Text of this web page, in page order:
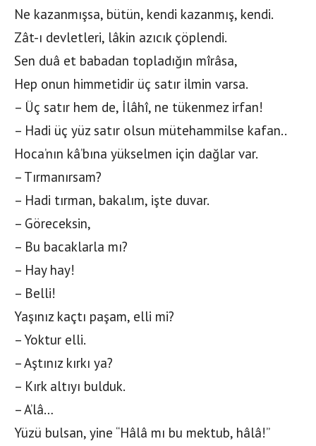
Ne kazanmışsa, bütün, kendi kazanmış, kendi.
Zât-ı devletleri, lâkin azıcık çöplendi.
Sen duâ et babadan topladığın mîrâsa,
Hep onun himmetidir üç satır ilmin varsa.
– Üç satır hem de, İlâhî, ne tükenmez irfan!
– Hadi üç yüz satır olsun mütehammilse kafan..
Hoca’nın kâ’bına yükselmen için dağlar var.
– Tırmanırsam?
– Hadi tırman, bakalım, işte duvar.
– Göreceksin,
– Bu bacaklarla mı?
– Hay hay!
– Belli!
Yaşınız kaçtı paşam, elli mi?
– Yoktur elli.
– Aştınız kırkı ya?
– Kırk altıyı bulduk.
– A’lâ…
Yüzü bulsan, yine “Hâlâ mı bu mektub, hâlâ!”